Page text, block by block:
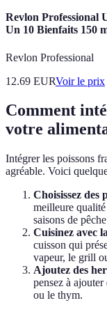
Revlon Professional
Un 10 Bienfaits 150
Revlon Professional
12.69 EURVoir le prix
Comment
votre
Intégrer les poissons
agréable. Voici
Choisissez des
meilleure
saisons de
Cuisinez avec
cuisson qui
vapeur, le grill
Ajoutez des
pensez à
ou le thym.